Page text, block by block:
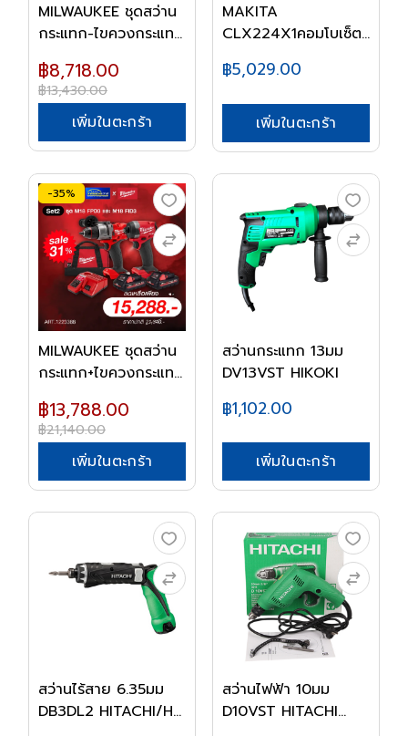
MILWAUKEE ชุดสว่าน
กระแทก-ไขควงกระแท...
฿8,718.00
฿13,430.00
เพิ่มในตะกร้า
MAKITA
CLX224X1คอมโบเซ็ต
฿5,029.00
เพิ่มในตะกร้า
-35%
MILWAUKEE ชุดสว่าน
กระแทก+ไขควงกระแท...
฿13,788.00
฿21,140.00
เพิ่มในตะกร้า
สว่านกระแทก 13มม
DV13VST HIKOKI
฿1,102.00
เพิ่มในตะกร้า
สว่านไร้สาย 6.35มม
DB3DL2 HITACHI/H...
สว่านไฟฟ้า 10มม
D10VST HITACHI